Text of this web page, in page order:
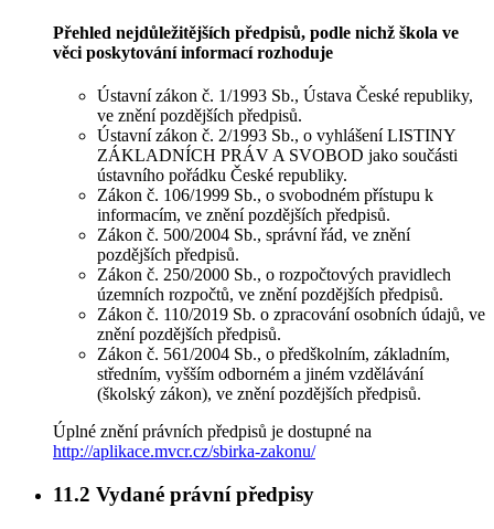
Přehled nejdůležitějších předpisů, podle nichž škola ve
věci poskytování informací rozhoduje
Ústavní zákon č. 1/1993 Sb., Ústava České republiky,
ve znění pozdějších předpisů.
Ústavní zákon č. 2/1993 Sb., o vyhlášení LISTINY
ZÁKLADNÍCH PRÁV A SVOBOD jako součásti
ústavního pořádku České republiky.
Zákon č. 106/1999 Sb., o svobodném přístupu k
informacím, ve znění pozdějších předpisů.
Zákon č. 500/2004 Sb., správní řád, ve znění
pozdějších předpisů.
Zákon č. 250/2000 Sb., o rozpočtových pravidlech
územních rozpočtů, ve znění pozdějších předpisů.
Zákon č. 110/2019 Sb. o zpracování osobních údajů, ve
znění pozdějších předpisů.
Zákon č. 561/2004 Sb., o předškolním, základním,
středním, vyšším odborném a jiném vzdělávání
(školský zákon), ve znění pozdějších předpisů.
Úplné znění právních předpisů je dostupné na
http://aplikace.mvcr.cz/sbirka-zakonu/
11.2 Vydané právní předpisy